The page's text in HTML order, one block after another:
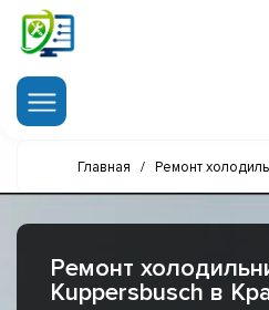
Главная / Ремонт
Ремонт
Kuppersbusch в